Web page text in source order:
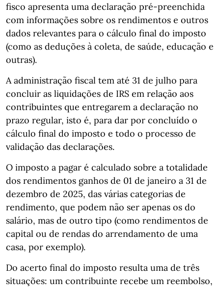
fisco apresenta uma declaração pré-preenchida
com informações sobre os rendimentos e outros
dados relevantes para o cálculo final do imposto
(como as deduções à coleta, de saúde, educação e
outras).
A administração fiscal tem até 31 de julho para
concluir as liquidações de IRS em relação aos
contribuintes que entregarem a declaração no
prazo regular, isto é, para dar por concluído o
cálculo final do imposto e todo o processo de
validação das declarações.
O imposto a pagar é calculado sobre a totalidade
dos rendimentos ganhos de 01 de janeiro a 31 de
dezembro de 2025, das várias categorias de
rendimento, que podem não ser apenas os do
salário, mas de outro tipo (como rendimentos de
capital ou de rendas do arrendamento de uma
casa, por exemplo).
Do acerto final do imposto resulta uma de três
situações: um contribuinte recebe um reembolso,